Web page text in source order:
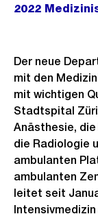
2022
Der neue
mit den
mit wichtigen
Stadtspital
Anästhesie,
die Radiologie
ambulanten
ambulanten
leitet seit